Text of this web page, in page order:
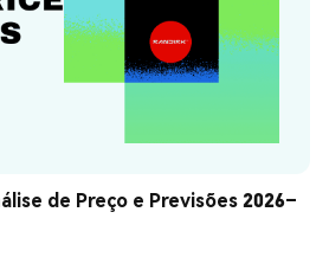
de Preço e Previsões 2026–